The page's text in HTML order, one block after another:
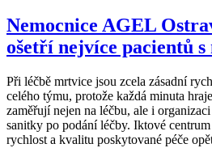
Nemocnice AGEL
ošetří nejvíce pacientů
Při léčbě mrtvice jsou zcela zásadní
celého týmu, protože každá minuta
zaměřují nejen na léčbu, ale i
sanitky po podání léčby. Iktové
rychlost a kvalitu poskytované péče